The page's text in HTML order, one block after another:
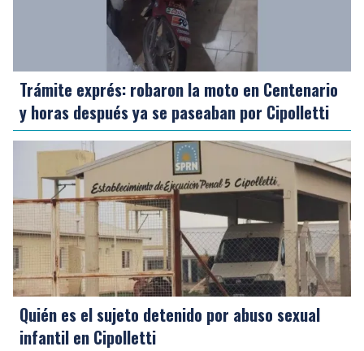
Trámite exprés: robaron la moto en Centenario
y horas después ya se paseaban por Cipolletti
Quién es el sujeto detenido por abuso sexual
infantil en Cipolletti